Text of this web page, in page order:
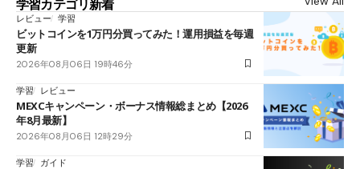
学習カテゴリ新着
レビュー 学習
ビットコインを1万円分買ってみた！運用損益を毎週
更新
2026年08月06日 19時46分
学習 レビュー
MEXCキャンペーン・ボーナス情報総まとめ【2026
年8月最新】
2026年08月06日 12時29分
学習 ガイド